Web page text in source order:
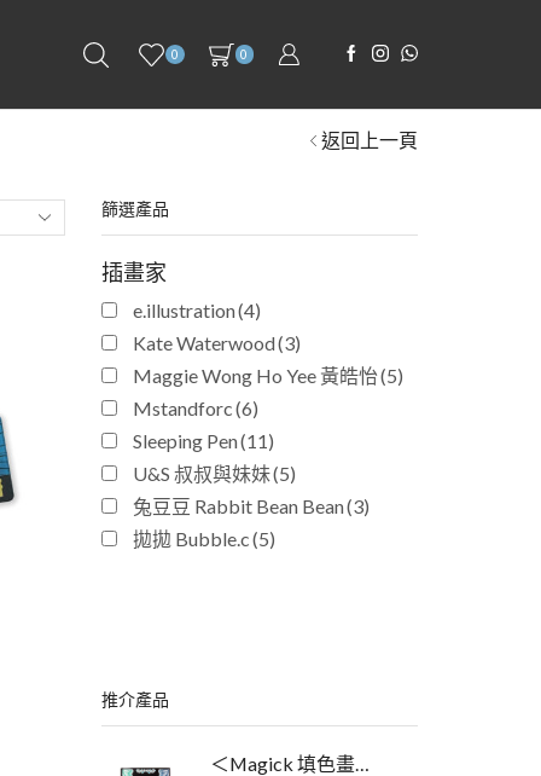
0 0
返回上一頁
篩選產品
插畫家
e.illustration(4)
Kate Waterwood(3)
Maggie Wong Ho Yee 黃皓怡(5)
Mstandforc(6)
Sleeping Pen(11)
U&S 叔叔與妹妹(5)
兔豆豆 Rabbit Bean Bean(3)
拋拋 Bubble.c(5)
推介產品
＜Magick 填色畫冊 x ABT Pro酒精毛筆＞聯乘套裝